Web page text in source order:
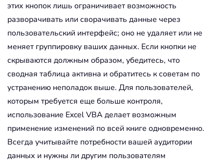
этих кнопок лишь ограничивает возможность
разворачивать или сворачивать данные через
пользовательский интерфейс; оно не удаляет или не
меняет группировку ваших данных. Если кнопки не
скрываются должным образом, убедитесь, что
сводная таблица активна и обратитесь к советам по
устранению неполадок выше. Для пользователей,
которым требуется еще больше контроля,
использование Excel VBA делает возможным
применение изменений по всей книге одновременно.
Всегда учитывайте потребности вашей аудитории
данных и нужны ли другим пользователям